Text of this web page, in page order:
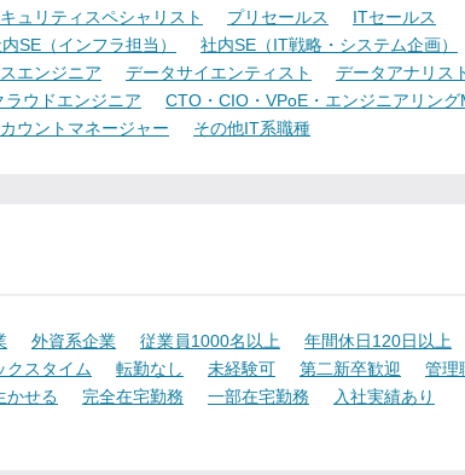
ュリティスペシャリスト プリセールス
ITセールス
SE（インフラ担当）
社内SE（IT戦略・システム企画）
エンジニア データサイエンティスト
データアナリス
ラウドエンジニア
CTO・CIO・VPoE・エンジニアリング
ウントマネージャー その他IT系職種
外資系企業 従業員1000名以上
年間休日120日以上
クスタイム 転勤なし 未経験可 第二新卒歓迎
管理
かせる 完全在宅勤務 一部在宅勤務
入社実績あり